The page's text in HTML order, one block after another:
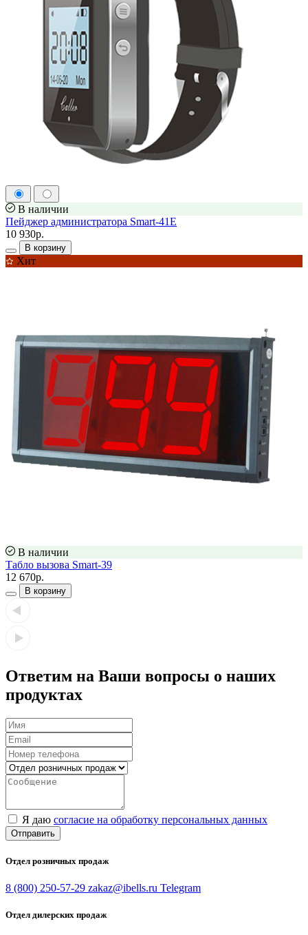
В наличии
Пейджер администратора Smart-41E
10 930р.
В корзину
Хит
В наличии
Табло вызова Smart-39
12 670р.
В корзину
Ответим на Ваши вопросы о наших
продуктах
Я даю согласие на обработку персональных данных
Отправить
Отдел розничных продаж
8 (800) 250-57-29 zakaz@ibells.ru Telegram
Отдел дилерских продаж